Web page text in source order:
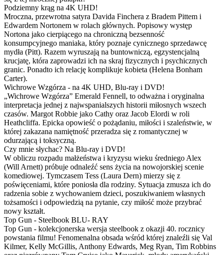
Podziemny krąg na 4K UHD!
Mroczna, przewrotna satyra Davida Finchera z Bradem Pittem i
Edwardem Nortonem w rolach głównych. Popisowy występ
Nortona jako cierpiącego na chroniczną bezsenność
konsumpcyjnego maniaka, który poznaje cynicznego sprzedawcę
mydła (Pitt). Razem wyruszają na buntowniczą, egzystencjalną
krucjatę, która zaprowadzi ich na skraj fizycznych i psychicznych
granic. Ponadto ich relację komplikuje kobieta (Helena Bonham
Carter).
Wichrowe Wzgórza - na 4K UHD, Blu-ray i DVD!
„Wichrowe Wzgórza” Emerald Fennell, to odważna i oryginalna
interpretacja jednej z najwspanialszych historii miłosnych wszech
czasów. Margot Robbie jako Cathy oraz Jacob Elordi w roli
Heathcliffa. Epicka opowieść o pożądaniu, miłości i szaleństwie, w
której zakazana namiętność przeradza się z romantycznej w
odurzającą i toksyczną.
Czy mnie słychac? Na Blu-ray i DVD!
W obliczu rozpadu małżeństwa i kryzysu wieku średniego Alex
(Will Arnett) próbuje odnaleźć sens życia na nowojorskiej scenie
komediowej. Tymczasem Tess (Laura Dern) mierzy się z
poświęceniami, które poniosła dla rodziny. Sytuacja zmusza ich do
radzenia sobie z wychowaniem dzieci, poszukiwaniem własnych
tożsamości i odpowiedzią na pytanie, czy miłość może przybrać
nowy kształt.
Top Gun - Steelbook BLU- RAY
Top Gun - kolekcjonerska wersja steelbook z okazji 40. rocznicy
powstania filmu! Fenomenalna obsada wśród której znaleźli się Val
Kilmer, Kelly McGillis, Anthony Edwards, Meg Ryan, Tim Robbins